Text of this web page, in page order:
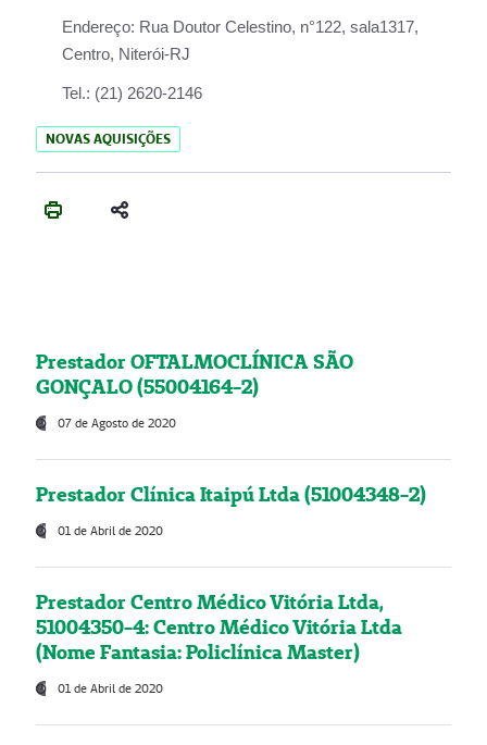
Endereço: Rua Doutor Celestino, n°122, sala1317,
Centro, Niterói-RJ
Tel.: (21) 2620-2146
NOVAS AQUISIÇÕES
Prestador OFTALMOCLÍNICA SÃO
GONÇALO (55004164-2)
07 de Agosto de 2020
Prestador Clínica Itaipú Ltda (51004348-2)
01 de Abril de 2020
Prestador Centro Médico Vitória Ltda,
51004350-4: Centro Médico Vitória Ltda
(Nome Fantasia: Policlínica Master)
01 de Abril de 2020